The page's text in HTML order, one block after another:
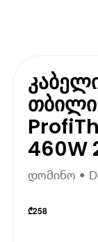
თბილი
460W
დომინო •
₾258